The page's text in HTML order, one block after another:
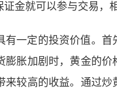
金就可以参与交易，
一定的投资价值。
胀加剧时，黄金的
较高的收益。通过